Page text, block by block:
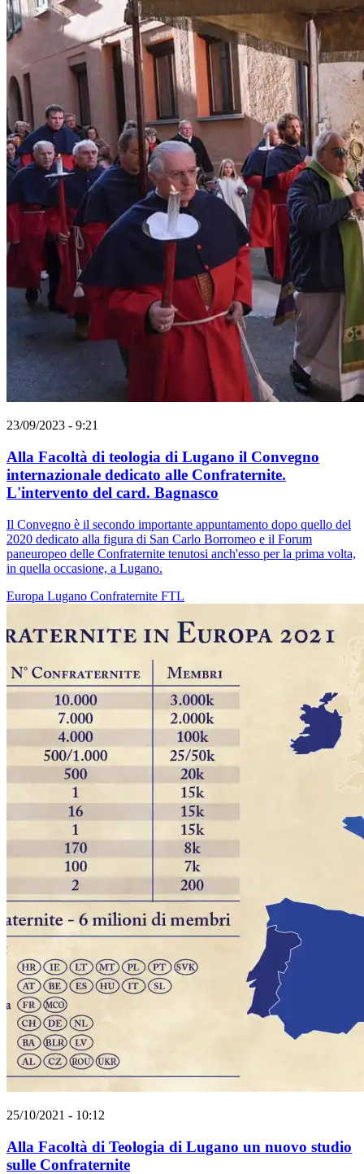
23/09/2023 - 9:21
Alla Facoltà di teologia di Lugano il Convegno
internazionale dedicato alle Confraternite.
L'intervento del card. Bagnasco
Il Convegno è il secondo importante appuntamento dopo quello del
2020 dedicato alla figura di San Carlo Borromeo e il Forum
paneuropeo delle Confraternite tenutosi anch'esso per la prima volta,
in quella occasione, a Lugano.
Europa Lugano Confraternite FTL
25/10/2021 - 10:12
Alla Facoltà di Teologia di Lugano un nuovo studio
sulle Confraternite